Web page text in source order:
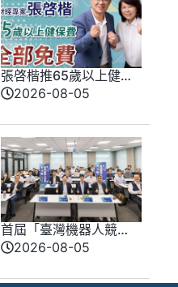
張啓楷推65歲以上健保
全免、敬老卡可搭計程
購物
2026-08-05
首屆「臺灣機器人競
賽」北中說明會反應熱
2026-08-05